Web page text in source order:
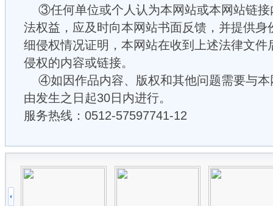
③任何单位或个人认为本网站或本网站链接
法权益，应及时向本网站书面反馈，并提供身
细侵权情况证明，本网站在收到上述法律文件
侵权的内容或链接。
④如因作品内容、版权和其他问题需要与本
由发生之日起30日内进行。
服务热线：0512-57597741-12